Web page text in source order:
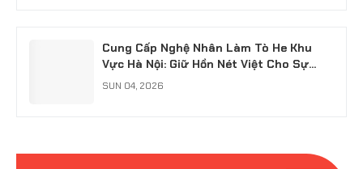
Cung Cấp Nghệ Nhân Làm Tò He Khu
Vực Hà Nội: Giữ Hồn Nét Việt Cho Sự
Kiện
SUN 04, 2026